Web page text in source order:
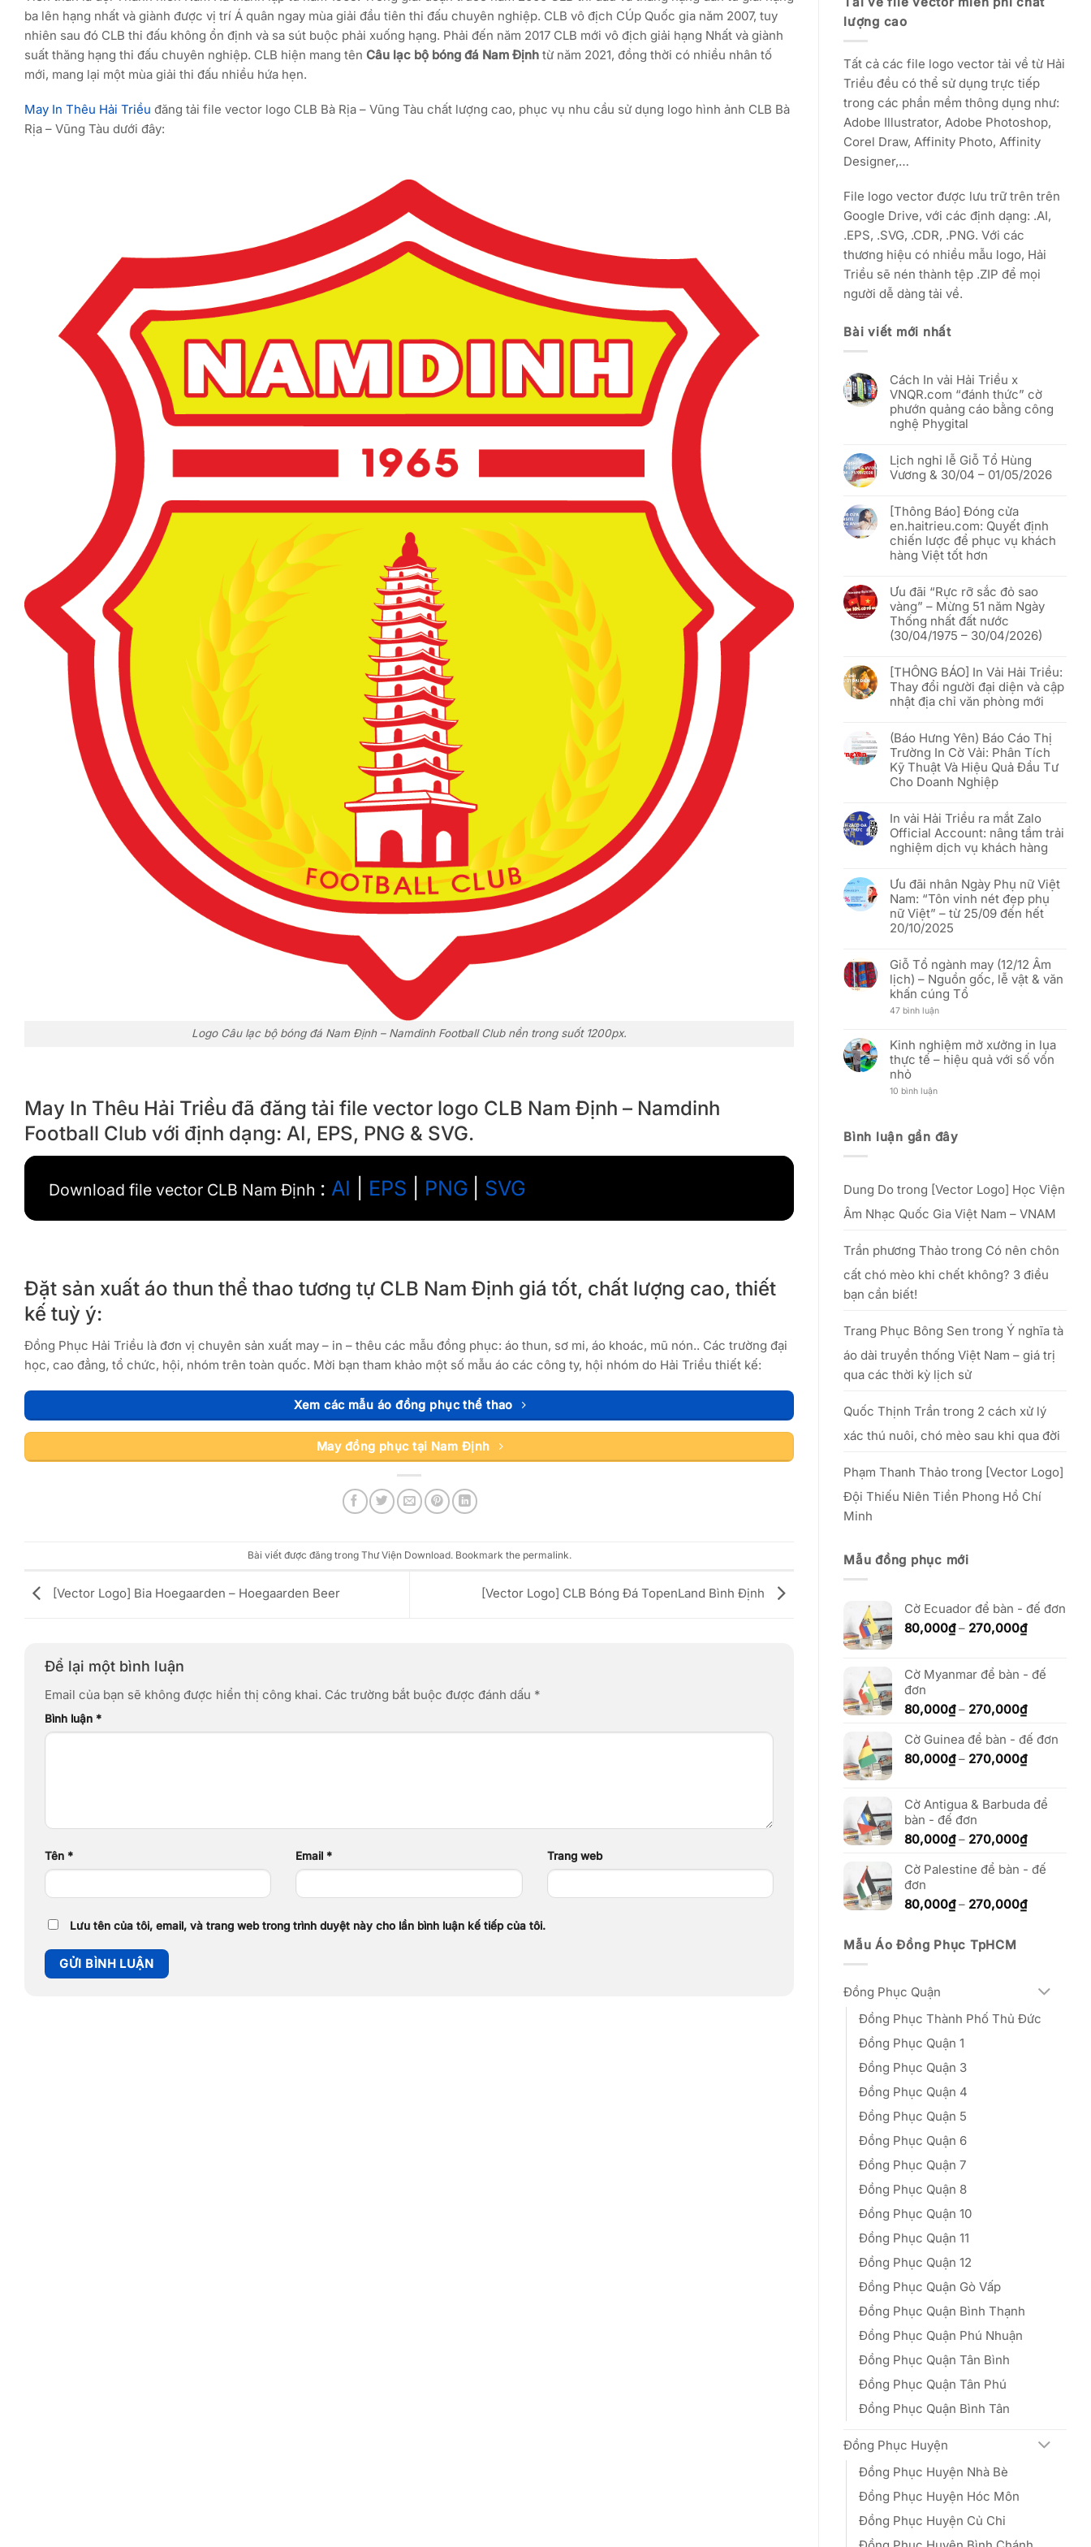
ba lên hạng nhất và giành được vị trí Á quân ngay mùa giải đầu tiên thi đấu chuyên nghiệp. CLB vô địch CÚp Quốc gia năm 2007, tuy
nhiên sau đó CLB thi đấu không ổn định và sa sút buộc phải xuống hạng. Phải đến năm 2017 CLB mới vô địch giải hạng Nhất và giành
suất thăng hạng thi đấu chuyên nghiệp. CLB hiện mang tên Câu lạc bộ bóng đá Nam Định từ năm 2021, đồng thời có nhiều nhân tố
mới, mang lại một mùa giải thi đấu nhiều hứa hẹn.
May In Thêu Hải Triều đăng tải file vector logo CLB Bà Rịa – Vũng Tàu chất lượng cao, phục vụ nhu cầu sử dụng logo hình ảnh CLB Bà
Rịa – Vũng Tàu dưới đây:
Logo Câu lạc bộ bóng đá Nam Định – Namdinh Football Club nền trong suốt 1200px.
May In Thêu Hải Triều đã đăng tải file vector logo CLB Nam Định – Namdinh
Football Club với định dạng: AI, EPS, PNG & SVG.
Download file vector CLB Nam Định : AI EPS PNG SVG
Đặt sản xuất áo thun thể thao tương tự CLB Nam Định giá tốt, chất lượng cao, thiết
kế tuỳ ý:
Đồng Phục Hải Triều là đơn vị chuyên sản xuất may – in – thêu các mẫu đồng phục: áo thun, sơ mi, áo khoác, mũ nón.. Các trường đại
học, cao đẳng, tổ chức, hội, nhóm trên toàn quốc. Mời bạn tham khảo một số mẫu áo các công ty, hội nhóm do Hải Triều thiết kế:
Xem các mẫu áo đồng phục thể thao
May đồng phục tại Nam Định
Bài viết được đăng trong Thư Viện Download. Bookmark the permalink.
[Vector Logo] Bia Hoegaarden – Hoegaarden Beer [Vector Logo] CLB Bóng Đá TopenLand Bình Định
Để lại một bình luận
Email của bạn sẽ không được hiển thị công khai. Các trường bắt buộc được đánh dấu *
Bình luận *
Tên * Email * Trang web
Lưu tên của tôi, email, và trang web trong trình duyệt này cho lần bình luận kế tiếp của tôi.
lượng cao
Tất cả các file logo vector tải về từ Hải
Triều đều có thể sử dụng trực tiếp
trong các phần mềm thông dụng như:
Adobe Illustrator, Adobe Photoshop,
Corel Draw, Affinity Photo, Affinity
Designer,…
File logo vector được lưu trữ trên trên
Google Drive, với các định dạng: .AI,
.EPS, .SVG, .CDR, .PNG. Với các
thương hiệu có nhiều mẫu logo, Hải
Triều sẽ nén thành tệp .ZIP để mọi
người dễ dàng tải về.
Bài viết mới nhất
Cách In vải Hải Triều x
VNQR.com “đánh thức” cờ
phướn quảng cáo bằng công
nghệ Phygital
bình
luận
ở
vải
Hải
Triều
x
VNQR.com
“đánh
phướn
quảng
cáo
bằng
công
nghệ
Phygital
Lịch nghỉ lễ Giỗ Tổ Hùng
Vương & 30/04 – 01/05/2026
bình
luận
ở
Lịch
nghỉ
lễ
Hùng
Vương
&
30/04
01/05/2026
[Thông Báo] Đóng cửa
en.haitrieu.com: Quyết định
chiến lược để phục vụ khách
hàng Việt tốt hơn
bình
luận
ở
[Thông
Báo]
Đóng
Quyết
định
chiến
lược
để
khách
hàng
Việt
tốt
hơn
Ưu đãi “Rực rỡ sắc đỏ sao
vàng” – Mừng 51 năm Ngày
Thống nhất đất nước
(30/04/1975 – 30/04/2026)
bình
luận
Ưu
đãi
sắc
đỏ
sao
vàng”
–
Mừng
Ngày
Thống
nhất
đất
nước
30/04/2026)
[THÔNG BÁO] In Vải Hải Triều:
Thay đổi người đại diện và cập
nhật địa chỉ văn phòng mới
bình
luận
[THÔNG
BÁO]
In
Triều:
Thay
đổi
người
đại
cập
nhật
địa
chỉ
văn
phòng
(Báo Hưng Yên) Báo Cáo Thị
Trường In Cờ Vải: Phân Tích
Kỹ Thuật Và Hiệu Quả Đầu Tư
Cho Doanh Nghiệp
bình
luận
ở
(Báo
Hưng
Cáo
Thị
Trường
In
Cờ
Vải:
Kỹ
Thuật
Và
Hiệu
Quả
Đầu
Doanh
Nghiệp
In vải Hải Triều ra mắt Zalo
Official Account: nâng tầm trải
nghiệm dịch vụ khách hàng
bình
luận
ở
In
vải
Hải
mắt
Zalo
Official
Account:
nâng
tầm
dịch
vụ
khách
hàng
Ưu đãi nhân Ngày Phụ nữ Việt
Nam: “Tôn vinh nét đẹp phụ
nữ Việt” – từ 25/09 đến hết
20/10/2025
bình
luận
ở
Ưu
đãi
nhân
nữ
Việt
Nam:
“Tôn
vinh
nét
–
từ
20/10/2025
Giỗ Tổ ngành may (12/12 Âm
lịch) – Nguồn gốc, lễ vật & văn
khấn cúng Tổ
47 bình luậnở
ngành
may
(12/12
&
văn
Kinh nghiệm mở xưởng in lụa
thực tế – hiệu quả với số vốn
nhỏ
10 bình luậnở
xưởng
in
hiệu
quả
với
số
Bình luận gần đây
Dung Do trong [Vector Logo] Học Viện
Âm Nhạc Quốc Gia Việt Nam – VNAM
Trần phương Thảo trong Có nên chôn
cất chó mèo khi chết không? 3 điều
bạn cần biết!
Trang Phục Bông Sen trong Ý nghĩa tà
áo dài truyền thống Việt Nam – giá trị
qua các thời kỳ lịch sử
Quốc Thịnh Trần trong 2 cách xử lý
xác thú nuôi, chó mèo sau khi qua đời
Phạm Thanh Thảo trong [Vector Logo]
Đội Thiếu Niên Tiền Phong Hồ Chí
Minh
Mẫu đồng phục mới
Cờ Ecuador để bàn - đế đơn
80,000₫ – 270,000₫Khoảng
80,000₫
270,000₫
Cờ Myanmar để bàn - đế
đơn
80,000₫ – 270,000₫Khoảng
từ
80,000₫
đến
Cờ Guinea để bàn - đế đơn
80,000₫ – 270,000₫Khoảng
80,000₫
270,000₫
Cờ Antigua & Barbuda để
bàn - đế đơn
80,000₫ – 270,000₫Khoảng
từ
đến
270,000₫
Cờ Palestine để bàn - đế
đơn
80,000₫ – 270,000₫Khoảng
Mẫu Áo Đồng Phục TpHCM
Đồng Phục Quận
Đồng Phục Thành Phố Thủ Đức
Đồng Phục Quận 1
Đồng Phục Quận 3
Đồng Phục Quận 4
Đồng Phục Quận 5
Đồng Phục Quận 6
Đồng Phục Quận 7
Đồng Phục Quận 8
Đồng Phục Quận 10
Đồng Phục Quận 11
Đồng Phục Quận 12
Đồng Phục Quận Gò Vấp
Đồng Phục Quận Bình Thạnh
Đồng Phục Quận Phú Nhuận
Đồng Phục Quận Tân Bình
Đồng Phục Quận Tân Phú
Đồng Phục Quận Bình Tân
Đồng Phục Huyện
Đồng Phục Huyện Nhà Bè
Đồng Phục Huyện Hóc Môn
Đồng Phục Huyện Củ Chi